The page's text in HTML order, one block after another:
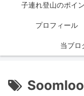
子連れ登山のポイ
プロフィール
当ブロ